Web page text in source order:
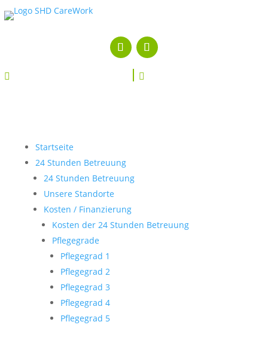
 
Startseite
24 Stunden Betreuung
24 Stunden Betreuung
Unsere Standorte
Kosten / Finanzierung
Kosten der 24 Stunden Betreuung
Pflegegrade
Pflegegrad 1
Pflegegrad 2
Pflegegrad 3
Pflegegrad 4
Pflegegrad 5